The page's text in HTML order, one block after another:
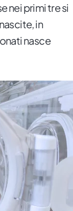
nei primi tre si
in
nasce